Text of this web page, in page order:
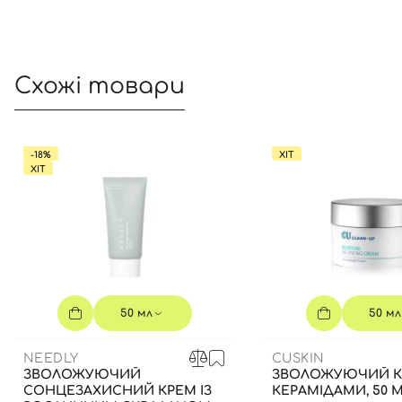
Схожі товари
-18%
ХІТ
50 мл
NEEDLY
ЗВОЛОЖУЮЧИЙ
СОНЦЕЗАХИСНИЙ КРЕМ ІЗ
ХІТ
50 мл
CUSKIN
ЗВОЛОЖУЮЧИЙ
КЕРАМІДАМИ, 50